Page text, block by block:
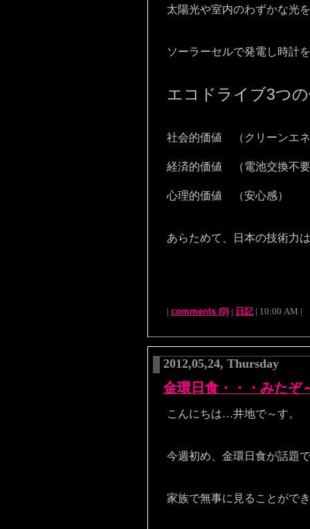
太陽光や室内のわずかな光
ソーラーセルで発電し時計
エコドライブ3つ
社会的価値 （クリーンエ
経済的価値 （電池交換不
心理的価値 （安心感）
あらためて、日本の技術力
| comments (0)| 日記| 10:00 AM |
2012,05,24, Thursday
金環日食・・・みたぞ
こんにちは…井地で～す。
今週初め、金環日食が話題
家族で無事に見ることがで